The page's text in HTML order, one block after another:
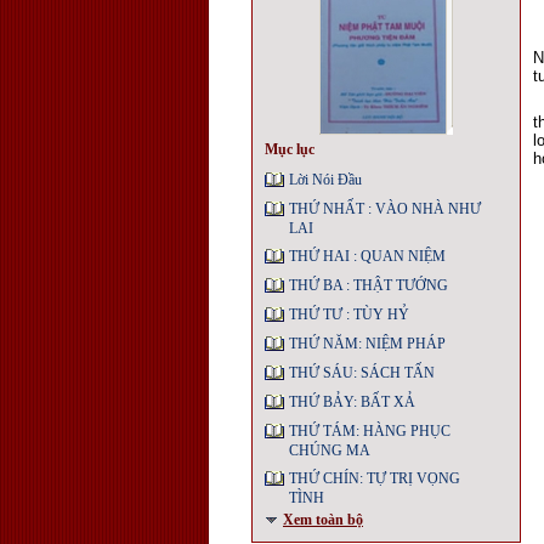
Mục lục
Lời Nói Đầu
THỨ NHẤT : VÀO NHÀ NHƯ
LAI
THỨ HAI : QUAN NIỆM
THỨ BA : THẬT TƯỚNG
THỨ TƯ : TÙY HỶ
THỨ NĂM: NIỆM PHÁP
THỨ SÁU: SÁCH TẤN
THỨ BẢY: BẤT XẢ
THỨ TÁM: HÀNG PHỤC
CHÚNG MA
THỨ CHÍN: TỰ TRỊ VỌNG
TÌNH
Xem toàn bộ